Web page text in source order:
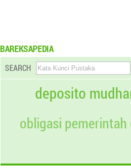
BAREKSAPEDIA
SEARCH
deposito
obligasi pemerintah